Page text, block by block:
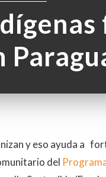
y eso ayuda a
del